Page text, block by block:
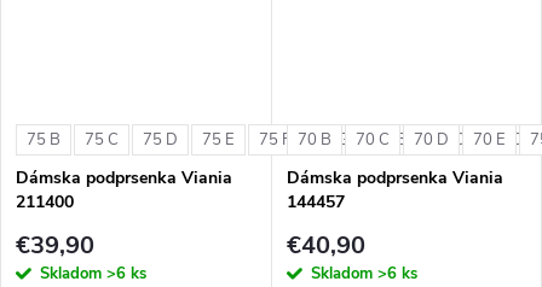
75 B 75 C 75 D 75 E 75 F 75 G 80 B 80 C 80 D
Dámska podprsenka Viania
211400
€39,90
Skladom >6 ks
70 B 70 C 70 D 70 E
Dámska podprsenka Viania
144457
€40,90
Skladom >6 ks